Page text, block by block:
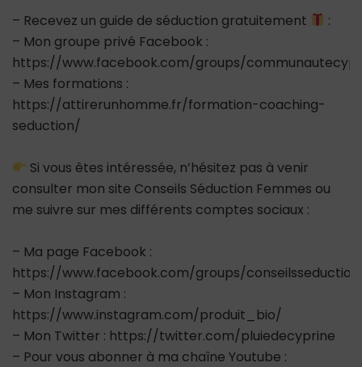
– Recevez un guide de séduction gratuitement
:
– Mon groupe privé Facebook :
https://www.facebook.com/groups/
– Mes formations :
https://attirerunhomme.fr/formation-coaching-
seduction/
Si vous êtes intéressée, n’hésitez pas à venir
consulter mon site Conseils Séduction Femmes ou
me suivre sur mes différents comptes sociaux :
– Ma page Facebook :
https://www.facebook.com/groups/
– Mon Instagram :
https://www.instagram.com/produit_bio/
– Mon Twitter : https://twitter.com/pluiedecyprine
– Pour vous abonner à ma chaîne Youtube :